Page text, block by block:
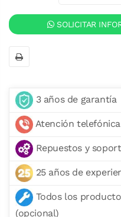
SOLICITAR
3 años de garantía
Atención
Repuestos y
25 años de
Todos los
(opcional)